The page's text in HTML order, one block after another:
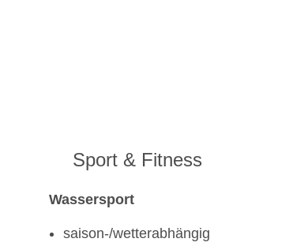
Sport & Fitness
Wassersport
saison-/wetterabhängig